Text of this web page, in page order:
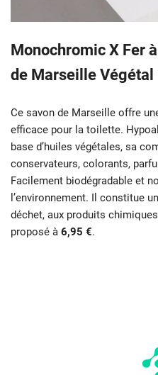
Monochromic X Fer
de Marseille Végétal
Ce savon de Marseille offre
efficace pour la toilette.
base d’huiles végétales, sa
conservateurs, colorants,
Facilement biodégradable et
l’environnement. Il constitue
déchet, aux produits
proposé à 6,95 €.